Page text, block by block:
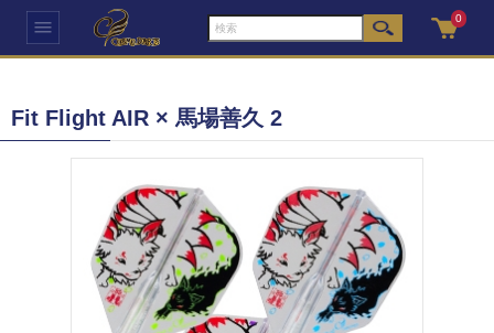
0
Fit Flight AIR × 馬場善久 2